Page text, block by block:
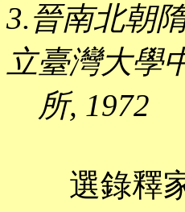
3.晉南北朝
立臺灣大學
所, 1972
選錄釋家